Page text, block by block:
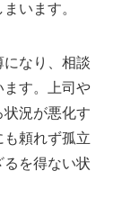
います。
なり、相談
ます。上司や
状況が悪化す
も頼れず孤立
るを得ない状